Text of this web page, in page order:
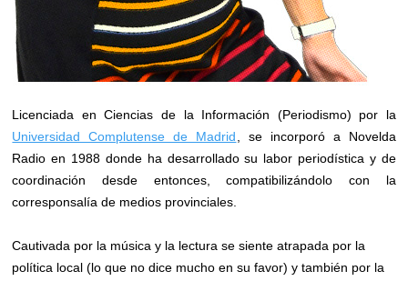
Licenciada en Ciencias de la Información (Periodismo) por la
Universidad Complutense de Madrid , se incorporó a Novelda
Radio en 1988 donde ha desarrollado su labor periodística y de
coordinación desde entonces, compatibilizándolo con la
corresponsalía de medios provinciales.
Cautivada por la música y la lectura se siente atrapada por la
política local (lo que no dice mucho en su favor) y también por la